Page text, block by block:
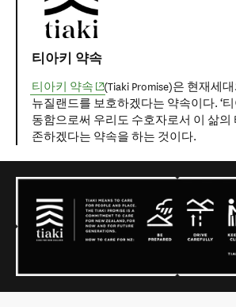
티아키 약속
티아키 약속
(Tiaki Promise)은 현재세
뉴질랜드를 보호하겠다는 약속이다. ‘
동함으로써 우리도 수호자로서 이 삶의
존하겠다는 약속을 하는 것이다.